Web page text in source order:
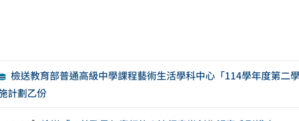
檢送教育部普通高級中學課程藝術生活學科中心「114學年度第二
計劃乙份